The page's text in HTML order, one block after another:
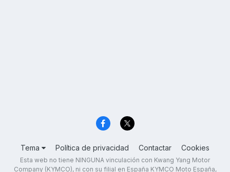
Tema Política de privacidad Contactar Cookies
Esta web no tiene NINGUNA vinculación con Kwang Yang Motor
Company (KYMCO), ni con su filial en España KYMCO Moto España,